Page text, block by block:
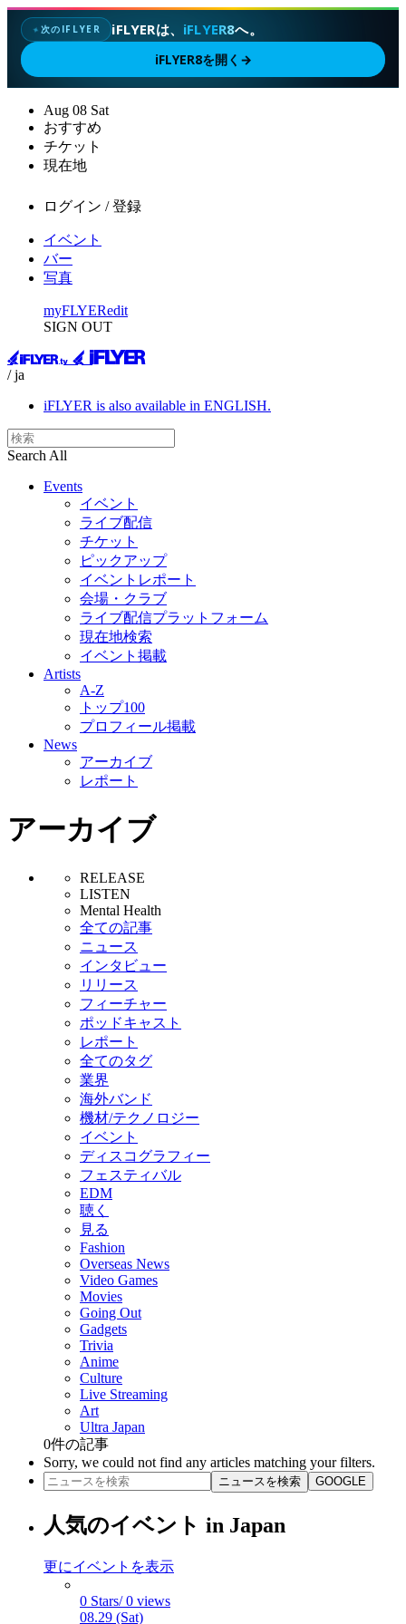
✦次のIFLYER iFLYERは、 iFLYER8へ。
iFLYER8を開く →
Aug 08 Sat
おすすめ
チケット
現在地
ログイン / 登録
イベント
バー
写真
myFLYERedit
SIGN OUT
/ ja
iFLYER is also available in ENGLISH.
Search All
Events
イベント
ライブ配信
チケット
ピックアップ
イベントレポート
会場・クラブ
ライブ配信プラットフォーム
現在地検索
イベント掲載
Artists
A-Z
トップ100
プロフィール掲載
News
アーカイブ
レポート
アーカイブ
RELEASE
LISTEN
Mental Health
全ての記事
ニュース
インタビュー
リリース
フィーチャー
ポッドキャスト
レポート
全てのタグ
業界
海外バンド
機材/テクノロジー
イベント
ディスコグラフィー
フェスティバル
EDM
聴く
見る
Fashion
Overseas News
Video Games
Movies
Going Out
Gadgets
Trivia
Anime
Culture
Live Streaming
Art
Ultra Japan
0件の記事
Sorry, we could not find any articles matching your filters.
ニュースを検索 GOOGLE
人気のイベント in Japan
更にイベントを表示
0 Stars/ 0 views
08.29 (Sat)